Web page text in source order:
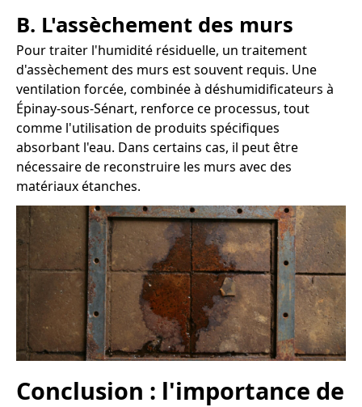
B. L'assèchement des murs
Pour traiter l'humidité résiduelle, un traitement
d'assèchement des murs est souvent requis. Une
ventilation forcée, combinée à déshumidificateurs à
Épinay-sous-Sénart, renforce ce processus, tout
comme l'utilisation de produits spécifiques
absorbant l'eau. Dans certains cas, il peut être
nécessaire de reconstruire les murs avec des
matériaux étanches.
Conclusion : l'importance de